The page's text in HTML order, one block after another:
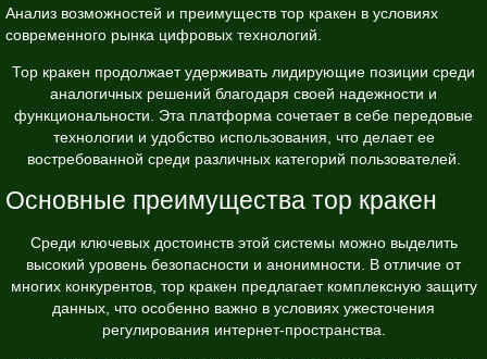
Анализ возможностей и преимуществ тор кракен в условиях
современного рынка цифровых технологий.
Тор кракен продолжает удерживать лидирующие позиции среди
аналогичных решений благодаря своей надежности и
функциональности. Эта платформа сочетает в себе передовые
технологии и удобство использования, что делает ее
востребованной среди различных категорий пользователей.
Основные преимущества тор кракен
Среди ключевых достоинств этой системы можно выделить
высокий уровень безопасности и анонимности. В отличие от
многих конкурентов, тор кракен предлагает комплексную защиту
данных, что особенно важно в условиях ужесточения
регулирования интернет-пространства.